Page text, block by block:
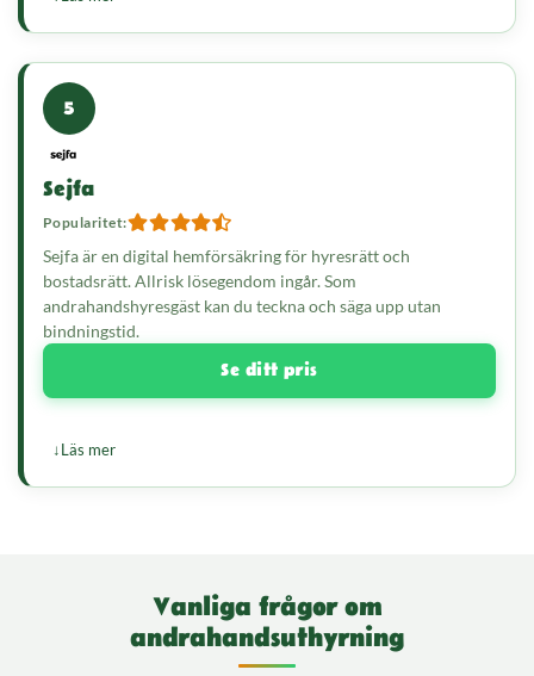
5
Sejfa
Popularitet:
Sejfa är en digital hemförsäkring för hyresrätt och
bostadsrätt. Allrisk lösegendom ingår. Som
andrahandshyresgäst kan du teckna och säga upp utan
bindningstid.
Se ditt pris
Läs mer
Vanliga frågor om
andrahandsuthyrning